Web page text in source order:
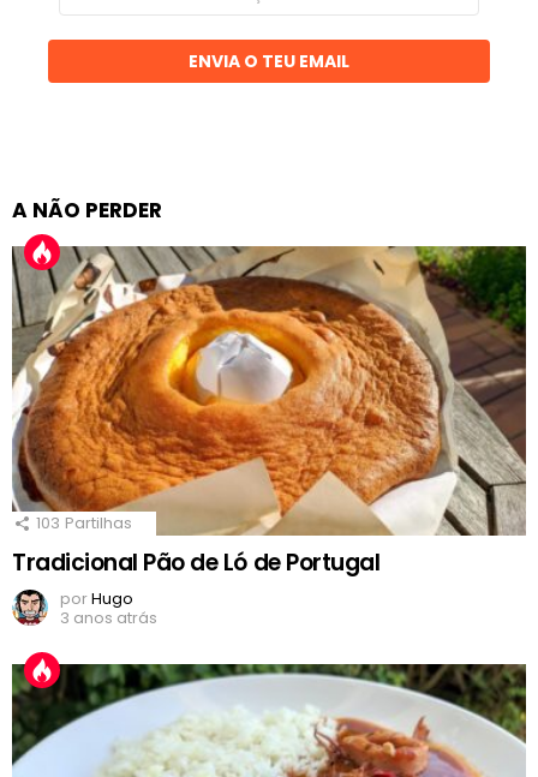
email
ENVIA O TEU EMAIL
A NÃO PERDER
103 Partilhas
Tradicional Pão de Ló de Portugal
porHugo
3 anos atrás